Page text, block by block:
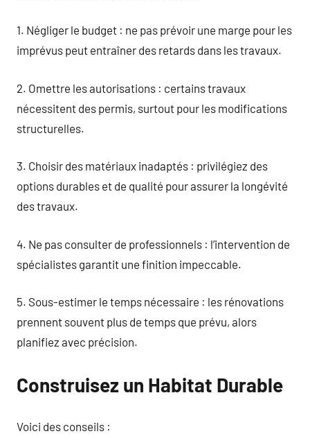
1. Négliger le budget : ne pas prévoir une marge pour les
imprévus peut entraîner des retards dans les travaux.
2. Omettre les autorisations : certains travaux
nécessitent des permis, surtout pour les modifications
structurelles.
3. Choisir des matériaux inadaptés : privilégiez des
options durables et de qualité pour assurer la longévité
des travaux.
4. Ne pas consulter de professionnels : l’intervention de
spécialistes garantit une finition impeccable.
5. Sous-estimer le temps nécessaire : les rénovations
prennent souvent plus de temps que prévu, alors
planifiez avec précision.
Construisez un Habitat Durable
Voici des conseils :